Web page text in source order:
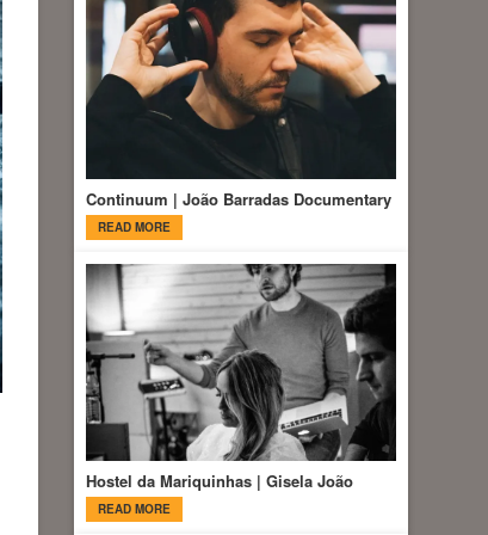
Continuum | João Barradas Documentary
READ MORE
Hostel da Mariquinhas | Gisela João
READ MORE